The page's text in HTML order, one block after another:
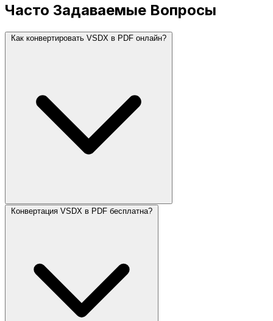
Часто Задаваемые Вопросы
Как конвертировать VSDX в PDF онлайн?
Конвертация VSDX в PDF бесплатна?